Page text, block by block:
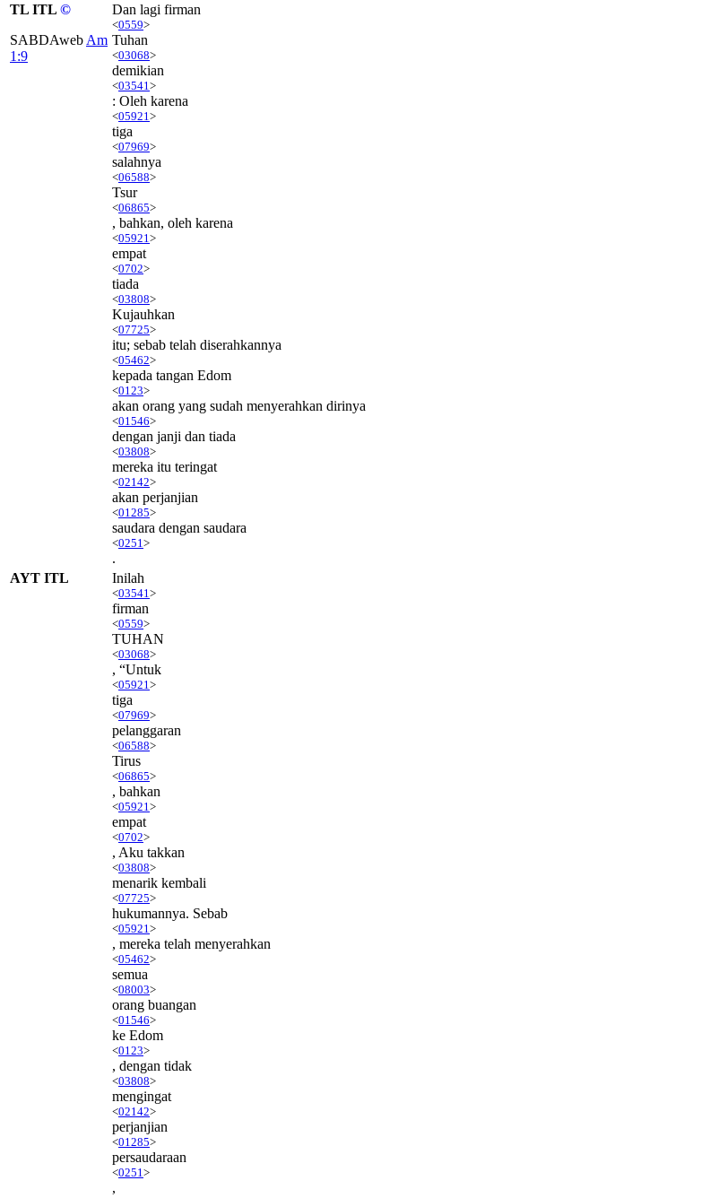
TL ITL ©
SABDAweb Am
1:9
Dan lagi firman
<0559>
Tuhan
<03068>
demikian
<03541 >
: Oleh karena
<05921 >
tiga
<07969>
salahnya
<06588>
Tsur
<06865>
, bahkan, oleh karena
<05921 >
empat
<0702>
tiada
<03808>
Kujauhkan
<07725>
itu; sebab telah diserahkannya
<05462>
kepada tangan Edom
<0123>
akan orang yang sudah menyerahkan dirinya
<01546>
dengan janji dan tiada
<03808>
mereka itu teringat
<02142>
akan perjanjian
<01285>
saudara dengan saudara
<0251 >
.
AYT ITL
Inilah
<03541 >
firman
<0559>
TUHAN
<03068>
, “Untuk
<05921 >
tiga
<07969>
pelanggaran
<06588>
Tirus
<06865>
, bahkan
<05921 >
empat
<0702>
, Aku takkan
<03808>
menarik kembali
<07725>
hukumannya. Sebab
<05921 >
, mereka telah menyerahkan
<05462>
semua
<08003>
orang buangan
<01546>
ke Edom
<0123>
, dengan tidak
<03808>
mengingat
<02142>
perjanjian
<01285>
persaudaraan
<0251 >
,